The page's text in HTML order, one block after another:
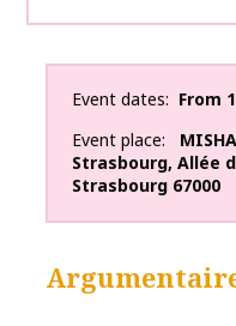
Event dates From
Event place
Strasbourg, Allée
Strasbourg 67000